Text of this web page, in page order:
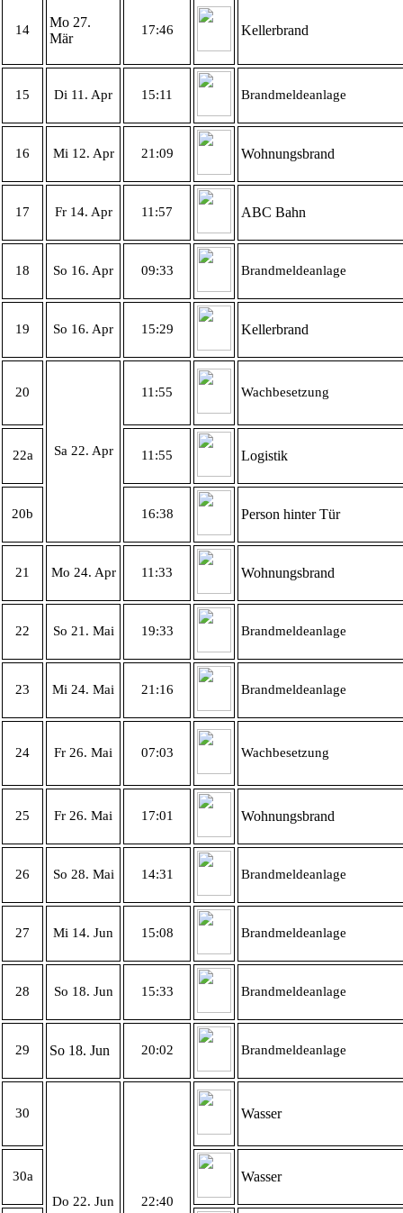
14
Mo 27.
Mär
17:46 Kellerbrand
15 Di 11. Apr 15:11 Brandmeldeanlage
16 Mi 12. Apr 21:09 Wohnungsbrand
17 Fr 14. Apr 11:57 ABC Bahn
18 So 16. Apr 09:33 Brandmeldeanlage
19 So 16. Apr 15:29 Kellerbrand
20
Sa 22. Apr
11:55 Wachbesetzung
22a 11:55 Logistik
20b 16:38 Person hinter Tür
21 Mo 24. Apr 11:33 Wohnungsbrand
22 So 21. Mai 19:33 Brandmeldeanlage
23 Mi 24. Mai 21:16 Brandmeldeanlage
24 Fr 26. Mai 07:03 Wachbesetzung
25 Fr 26. Mai 17:01 Wohnungsbrand
26 So 28. Mai 14:31 Brandmeldeanlage
27 Mi 14. Jun 15:08 Brandmeldeanlage
28 So 18. Jun 15:33 Brandmeldeanlage
29 So 18. Jun 20:02 Brandmeldeanlage
30
Do 22. Jun 22:40
Wasser
30a Wasser